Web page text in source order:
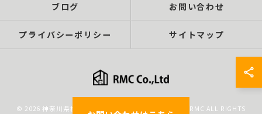
ブログ お問い合わせ
プライバシーポリシー サイトマップ
© 2026 神奈川県横浜市のリノベーションなら株式会社RMC ALL RIGHTS